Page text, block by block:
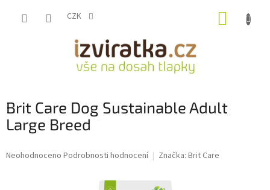
CZK
Brit Care Dog Sustainable Adult
Large Breed
Průměrné
Neohodnoceno Podrobnosti hodnocení Značka: Brit Care